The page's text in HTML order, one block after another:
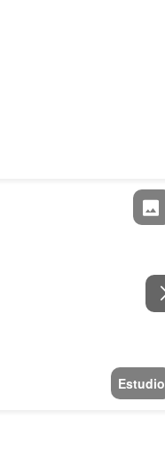
Estudio